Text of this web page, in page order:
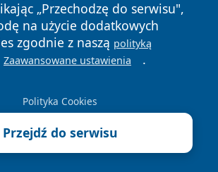
„Przechodzę do serwisu",
na użycie dodatkowych
zgodnie z naszą polityką
Zaawansowane ustawienia .
Polityka Cookies
Przejdź do serwisu
Prywatności
Cookies